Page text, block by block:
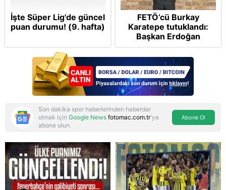
Reddet
İşte Süper Lig'de güncel
puan durumu! (9. hafta)
FETÖ’cü Burkay
Karatepe tutuklandı:
Başkan Erdoğan
şikayetçi oldu! 5 suçtan
dava talebi
Son dakika spor haberlerinden haberdar
olmak için Google News fotomac.com.tr'ye
abone olun.
Abone Ol